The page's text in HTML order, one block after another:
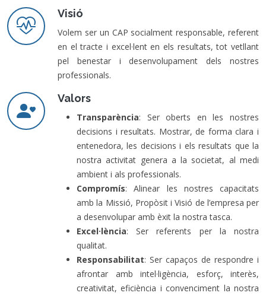
Visió
Volem ser un CAP socialment responsable, referent
en el tracte i excel·lent en els resultats, tot vetllant
pel benestar i desenvolupament dels nostres
professionals.
Valors
Transparència: Ser oberts en les nostres
decisions i resultats. Mostrar, de forma clara i
entenedora, les decisions i els resultats que la
nostra activitat genera a la societat, al medi
ambient i als professionals.
Compromís: Alinear les nostres capacitats
amb la Missió, Propòsit i Visió de l’empresa per
a desenvolupar amb èxit la nostra tasca.
Excel·lència: Ser referents per la nostra
qualitat.
Responsabilitat: Ser capaços de respondre i
afrontar amb intel·ligència, esforç, interès,
creativitat, eficiència i convenciment la nostra